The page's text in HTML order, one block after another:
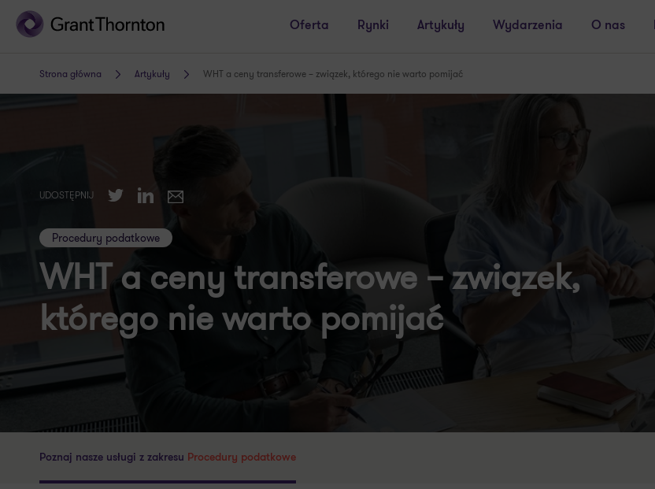
Oferta Rynki Artykuły Wydarzenia O nas
Strona główna Artykuły WHT a ceny transferowe – związek, którego nie warto pomijać
UDOSTĘPNIJ TwitterLinkedIn
E-mail
Procedury podatkowe
WHT a ceny transferowe – związek,
którego nie warto pomijać
Poznaj nasze usługi z zakresu Procedury podatkowe